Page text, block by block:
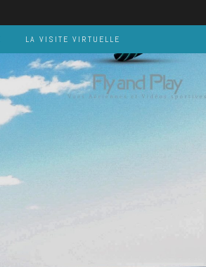
LA VISITE VIRTUELLE